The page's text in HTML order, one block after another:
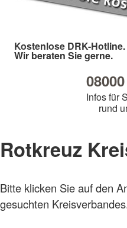
Kostenlose DRK-Hotline.
Wir beraten Sie gerne.
08000
Infos für
rund
Rotkreuz
Bitte klicken Sie auf den
gesuchten